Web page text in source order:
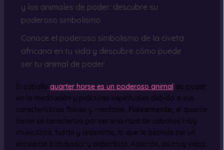
y los animales de poder: descubre su
poderoso simbolismo
Conoce el poderoso simbolismo de la civeta
africana en tu vida y descubre cómo puede
ser tu animal de poder
El caballo quarter horse es un poderoso animal de poder
en la meditación y prácticas espirituales debido a sus
características físicas y mentales. Físicamente, el quarter
horse se caracteriza por ser una raza de caballos muy
musculosa, fuerte y resistente, lo que le permite ser un
excelente trabajador y deportista. Además, es muy veloz